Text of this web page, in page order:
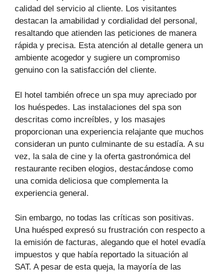
calidad del servicio al cliente. Los visitantes
destacan la amabilidad y cordialidad del personal,
resaltando que atienden las peticiones de manera
rápida y precisa. Esta atención al detalle genera un
ambiente acogedor y sugiere un compromiso
genuino con la satisfacción del cliente.
El hotel también ofrece un spa muy apreciado por
los huéspedes. Las instalaciones del spa son
descritas como increíbles, y los masajes
proporcionan una experiencia relajante que muchos
consideran un punto culminante de su estadía. A su
vez, la sala de cine y la oferta gastronómica del
restaurante reciben elogios, destacándose como
una comida deliciosa que complementa la
experiencia general.
Sin embargo, no todas las críticas son positivas.
Una huésped expresó su frustración con respecto a
la emisión de facturas, alegando que el hotel evadía
impuestos y que había reportado la situación al
SAT. A pesar de esta queja, la mayoría de las